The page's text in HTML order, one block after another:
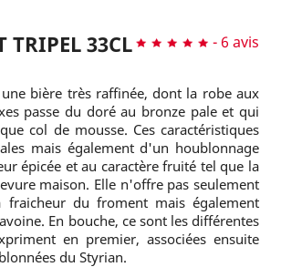
- 6 avis
TRIPEL 33CL
bière très raffinée, dont la robe aux
passe du doré au bronze pale et qui
col de mousse. Ces caractéristiques
mais également d'un houblonnage
épicée et au caractère fruité tel que la
maison. Elle n'offre pas seulement
fraicheur du froment mais également
En bouche, ce sont les différentes
en premier, associées ensuite
du Styrian.